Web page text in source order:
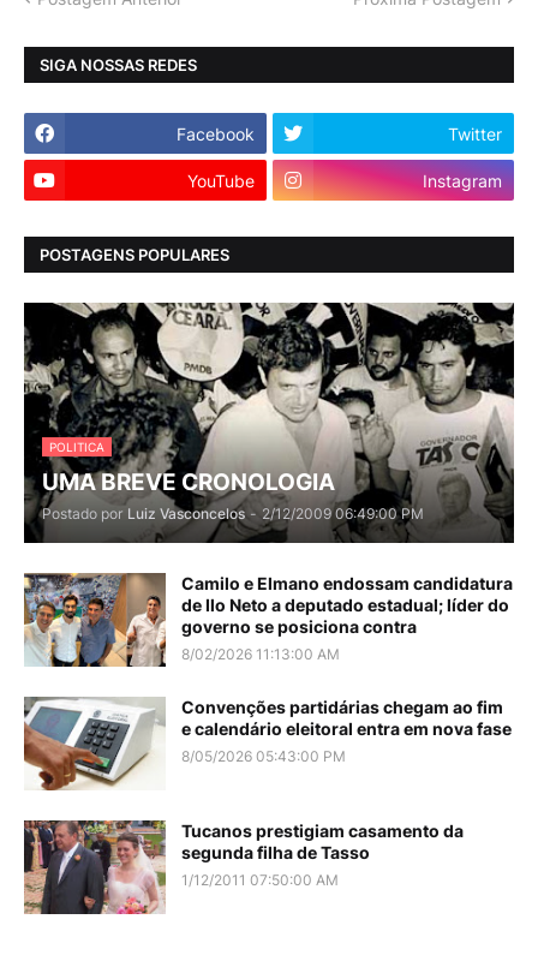
SIGA NOSSAS REDES
Facebook Twitter
YouTube Instagram
POSTAGENS POPULARES
POLITICA
UMA BREVE CRONOLOGIA
Postado por Luiz Vasconcelos - 2/12/2009 06:49:00 PM
Camilo e Elmano endossam candidatura
de Ilo Neto a deputado estadual; líder do
governo se posiciona contra
8/02/2026 11:13:00 AM
Convenções partidárias chegam ao fim
e calendário eleitoral entra em nova fase
8/05/2026 05:43:00 PM
Tucanos prestigiam casamento da
segunda filha de Tasso
1/12/2011 07:50:00 AM